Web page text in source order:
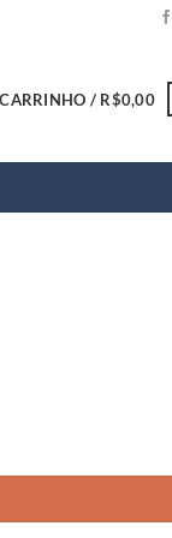
CARRINHO / R$0,00